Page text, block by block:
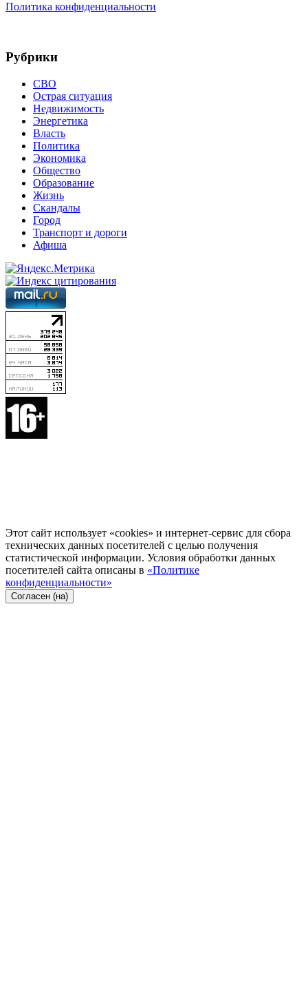
Политика конфиденциальности
Рубрики
СВО
Острая ситуация
Недвижимость
Энергетика
Власть
Политика
Экономика
Общество
Образование
Жизнь
Скандалы
Город
Транспорт и дороги
Афиша
Этот сайт использует «cookies» и интернет-сервис для сбора
технических данных посетителей с целью получения
статистической информации. Условия обработки данных
посетителей сайта описаны в «Политике
конфиденциальности»
Согласен (на)